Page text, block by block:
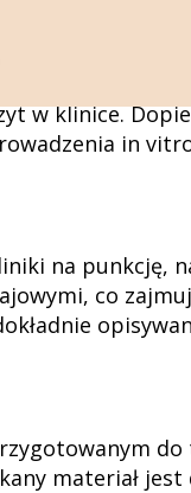
w klinice.
in
na
co
materiał jest